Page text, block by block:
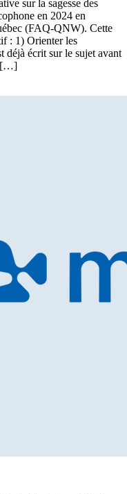
sur la sagesse des
en 2024 en
(FAQ-QNW). Cette
: 1) Orienter les
déjà écrit sur le sujet avant
[…]